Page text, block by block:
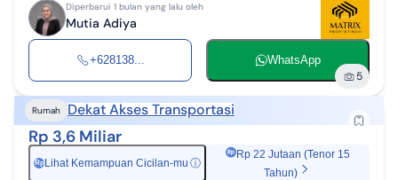
Diperbarui 1 bulan yang lalu oleh
Mutia Adiya
+628138... WhatsApp
5
Rumah Dekat Akses Transportasi
Rp 3,6 Miliar
RpLihat Kemampuan Cicilan-mu ⓘ
Rp 22 Jutaan (Tenor 15
Tahun)